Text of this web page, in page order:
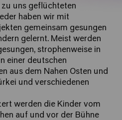
uns geflüchteten
haben wir mit
gemeinsam gesungen
gelernt. Meist werden
strophenweise in
einer deutschen
aus dem Nahen Osten und
und verschiedenen
werden die Kinder vom
auf und vor der Bühne